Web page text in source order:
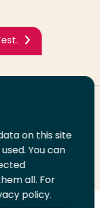
on this site
You can
all. For
policy.